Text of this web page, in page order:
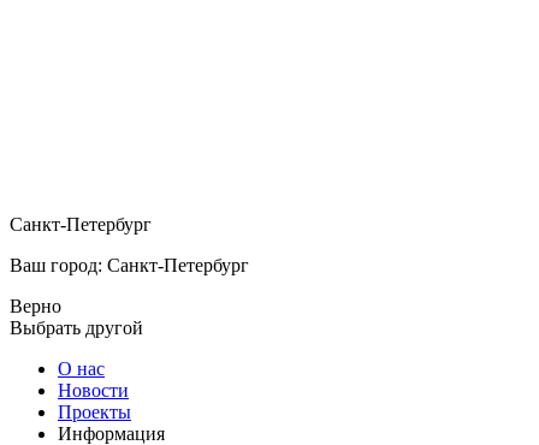
Санкт-Петербург
Ваш город: Санкт-Петербург
Верно
Выбрать другой
О нас
Новости
Проекты
Информация